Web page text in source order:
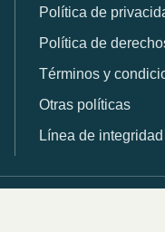
Política de
Política de
Términos y
Otras políticas
Línea de integridad